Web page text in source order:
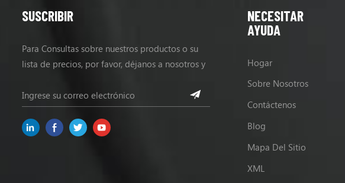
SUSCRIBIR
Para Consultas sobre nuestros productos o su
lista de precios, por favor, déjanos a nosotros y
NECESITAR
AYUDA
Hogar
Sobre Nosotros
Contáctenos
Blog
Mapa Del Sitio
XML